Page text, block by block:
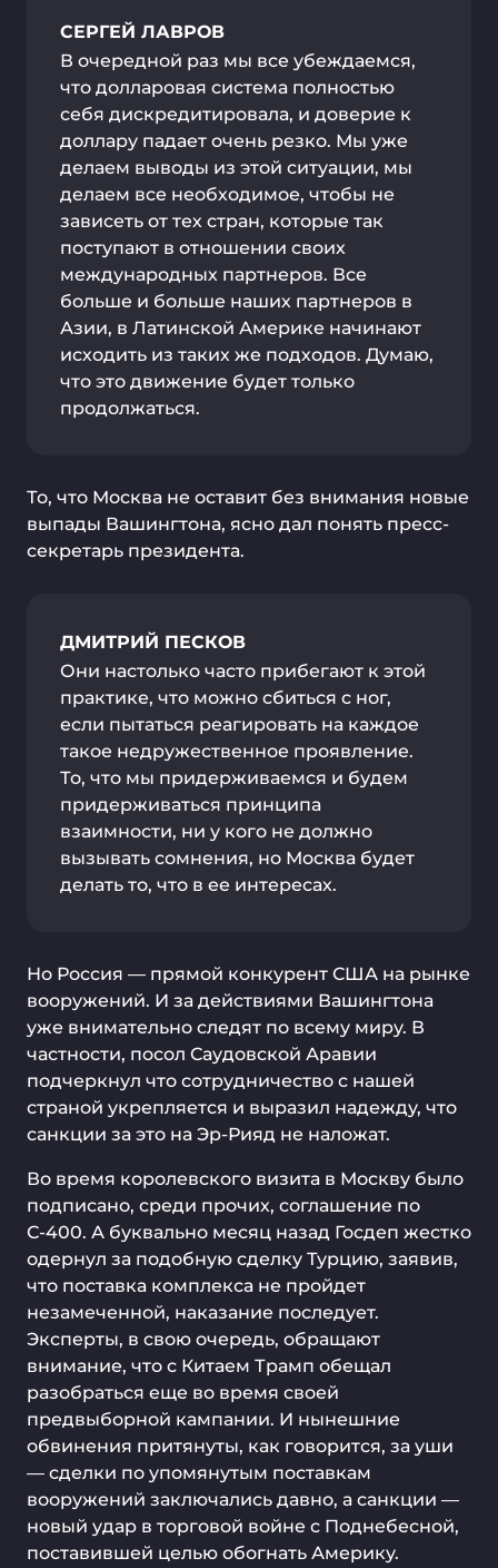
СЕРГЕЙ ЛАВРОВ
В очередной раз мы все убеждаемся,
что долларовая система полностью
себя дискредитировала, и доверие к
доллару падает очень резко. Мы уже
делаем выводы из этой ситуации, мы
делаем все необходимое, чтобы не
зависеть от тех стран, которые так
поступают в отношении своих
международных партнеров. Все
больше и больше наших партнеров в
Азии, в Латинской Америке начинают
исходить из таких же подходов. Думаю,
что это движение будет только
продолжаться.
То, что Москва не оставит без внимания новые
выпады Вашингтона, ясно дал понять пресс-
секретарь президента.
ДМИТРИЙ ПЕСКОВ
Они настолько часто прибегают к этой
практике, что можно сбиться с ног,
если пытаться реагировать на каждое
такое недружественное проявление.
То, что мы придерживаемся и будем
придерживаться принципа
взаимности, ни у кого не должно
вызывать сомнения, но Москва будет
делать то, что в ее интересах.
Но Россия — прямой конкурент США на рынке
вооружений. И за действиями Вашингтона
уже внимательно следят по всему миру. В
частности, посол Саудовской Аравии
подчеркнул что сотрудничество с нашей
страной укрепляется и выразил надежду, что
санкции за это на Эр-Рияд не наложат.
Во время королевского визита в Москву было
подписано, среди прочих, соглашение по
С-400. А буквально месяц назад Госдеп жестко
одернул за подобную сделку Турцию, заявив,
что поставка комплекса не пройдет
незамеченной, наказание последует.
Эксперты, в свою очередь, обращают
внимание, что с Китаем Трамп обещал
разобраться еще во время своей
предвыборной кампании. И нынешние
обвинения притянуты, как говорится, за уши
— сделки по упомянутым поставкам
вооружений заключались давно, а санкции —
новый удар в торговой войне с Поднебесной,
поставившей целью обогнать Америку.